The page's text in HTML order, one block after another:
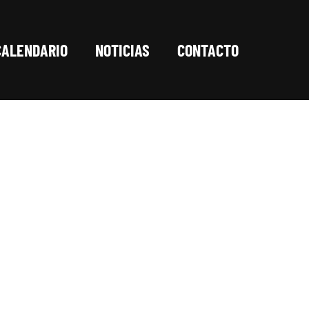
NOTICIAS CONTACTO